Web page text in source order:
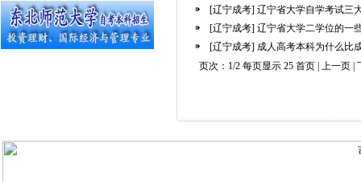
[辽宁成考] 辽宁省大学自学考试三
[辽宁成考] 辽宁省大学二学位的一
[辽宁成考] 成人高考本科为什么比
页次：1/2 每页显示 25 首页 | 上一页 |